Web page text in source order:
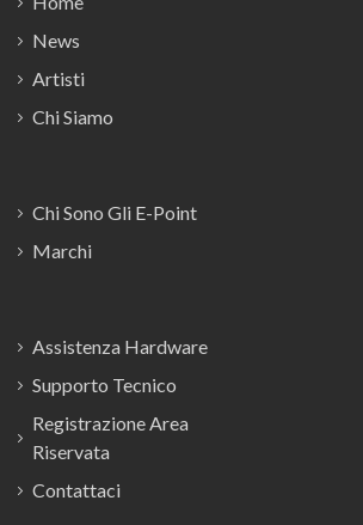
News
Artisti
Chi Siamo
Chi Sono Gli E-Point
Marchi
Assistenza Hardware
Supporto Tecnico
Registrazione Area
Riservata
Contattaci